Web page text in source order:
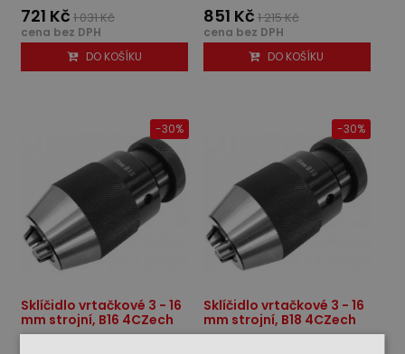
721 Kč 1 031 Kč
cena bez DPH
DO KOŠÍKU
851 Kč 1 215 Kč
cena bez DPH
DO KOŠÍKU
Sklíčidlo vrtačkové 3 - 16
mm strojní, B16 4CZech
-30%
Sklíčidlo vrtačkové 3 - 16
mm strojní, B18 4CZech
-30%